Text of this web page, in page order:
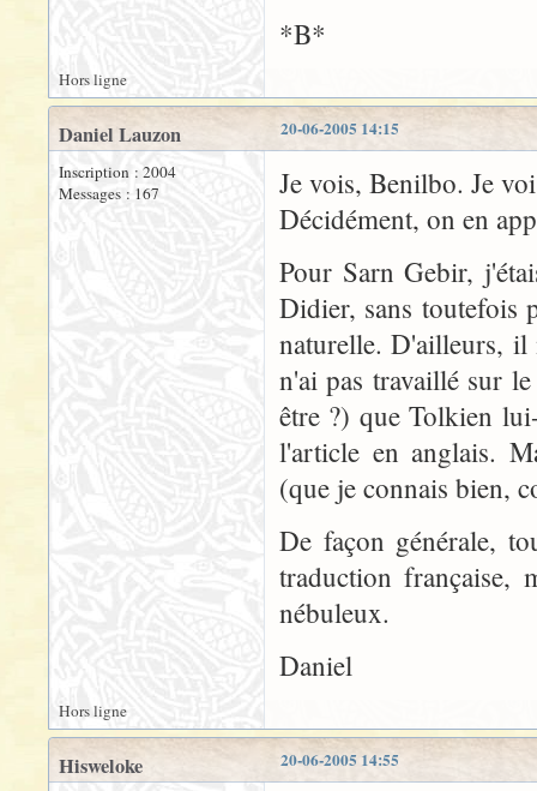
*B*
Hors ligne
20-06-2005 14:15
Daniel Lauzon
Inscription : 2004
Messages : 167
Je vois, Benilbo. Je
Décidément, on en
Pour Sarn Gebir,
Didier, sans toutefois
naturelle. D'ailleurs, il
n'ai pas travaillé sur
être ?) que Tolkien
l'article en anglais.
(que je connais bien,
De façon générale,
traduction française,
nébuleux.
Daniel
Hors ligne
20-06-2005 14:55
Hisweloke